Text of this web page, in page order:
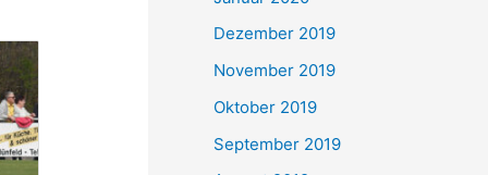
Dezember 2019
November 2019
Oktober 2019
September 2019